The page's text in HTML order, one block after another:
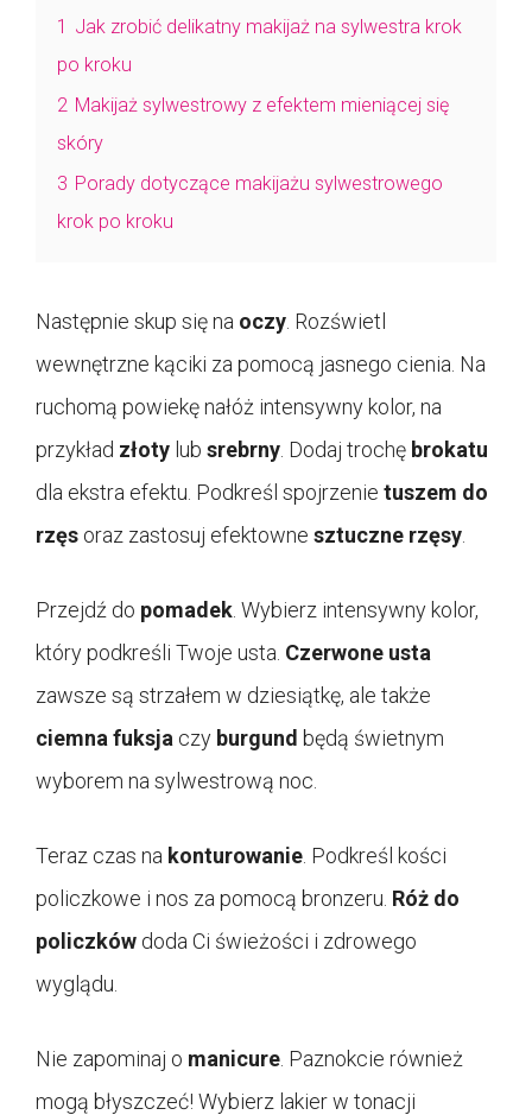
1 Jak zrobić delikatny makijaż na sylwestra krok
po kroku
2 Makijaż sylwestrowy z efektem mieniącej się
skóry
3 Porady dotyczące makijażu sylwestrowego
krok po kroku
Następnie skup się na oczy . Rozświetl
wewnętrzne kąciki za pomocą jasnego cienia. Na
ruchomą powiekę nałóż intensywny kolor, na
przykład złoty lub srebrny . Dodaj trochę brokatu
dla ekstra efektu. Podkreśl spojrzenie tuszem do
rzęs oraz zastosuj efektowne sztuczne rzęsy
Przejdź do pomadek . Wybierz intensywny kolor,
który podkreśli Twoje usta. Czerwone usta
zawsze są strzałem w dziesiątkę, ale także
ciemna fuksja czy burgund będą świetnym
wyborem na sylwestrową noc.
Teraz czas na konturowanie . Podkreśl kości
policzkowe i nos za pomocą bronzeru. Róż do
policzków doda Ci świeżości i zdrowego
wyglądu.
Nie zapominaj o manicure . Paznokcie również
mogą błyszczeć! Wybierz lakier w tonacji